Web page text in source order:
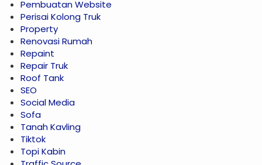
Pembuatan Website
Perisai Kolong Truk
Property
Renovasi Rumah
Repaint
Repair Truk
Roof Tank
SEO
Social Media
Sofa
Tanah Kavling
Tiktok
Topi Kabin